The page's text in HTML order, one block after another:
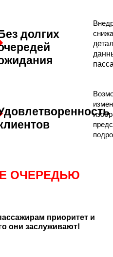
долгих
ОЧЕРЕДЬЮ
приоритет и
они заслуживают!